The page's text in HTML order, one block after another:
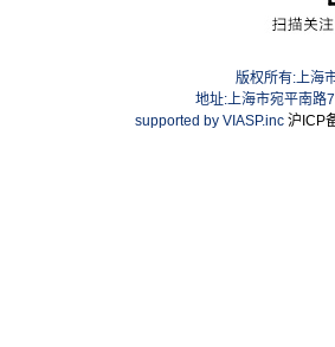
版权所有:上海
地址:上海市宛平南
supported by VIASP.inc 沪ICP